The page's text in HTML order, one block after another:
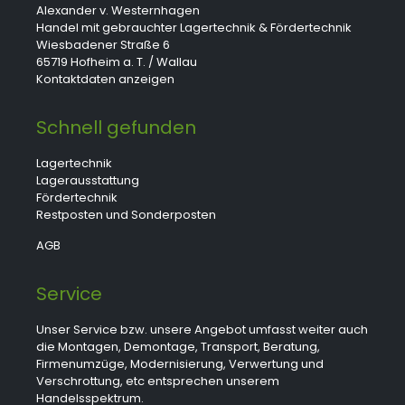
Alexander v. Westernhagen
Handel mit gebrauchter Lagertechnik & Fördertechnik
Wiesbadener Straße 6
65719 Hofheim a. T. / Wallau
Kontaktdaten anzeigen
Schnell gefunden
Lagertechnik
Lagerausstattung
Fördertechnik
Restposten und Sonderposten
AGB
Service
Unser Service bzw. unsere Angebot umfasst weiter auch
die Montagen, Demontage, Transport, Beratung,
Firmenumzüge, Modernisierung, Verwertung und
Verschrottung, etc entsprechen unserem
Handelsspektrum.